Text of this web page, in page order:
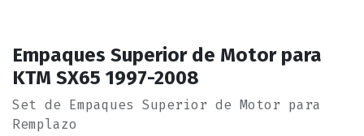
Empaques Superior de Motor para
KTM SX65 1997-2008
Set de Empaques Superior de Motor para
Remplazo